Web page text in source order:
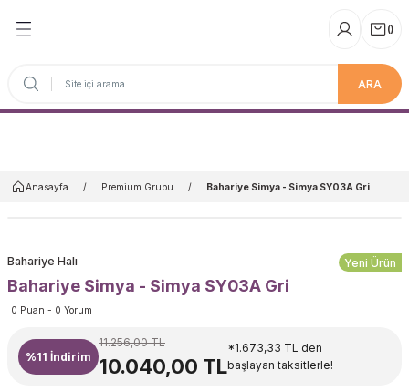
ARA
()
Anasayfa Premium Grubu Bahariye Simya - Simya SY03A Gri
Yeni Ürün
Bahariye Halı
Bahariye Simya - Simya SY03A Gri
0 Puan - 0 Yorum
%11 İndirim
11.256,00 TL
10.040,00 TL
*1.673,33 TL den
başlayan taksitlerle!